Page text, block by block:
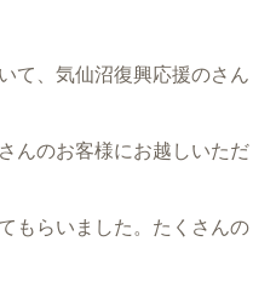
て、気仙沼復興応援のさん
んのお客様にお越しいただ
もらいました。たくさんの